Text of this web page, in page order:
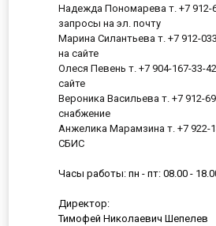
Надежда Пономарева т. +7 912-
запросы на эл. почту
Марина Силантьева т. +7 912-
на сайте
Олеся Певень т. +7 904-167-33-
сайте
Вероника Васильева т. +7 912-
снабжение
Анжелика Марамзина т. +7 922-
СБИС
Часы работы: пн - пт: 08.00 -
Директор:
Тимофей Николаевич Шепелев